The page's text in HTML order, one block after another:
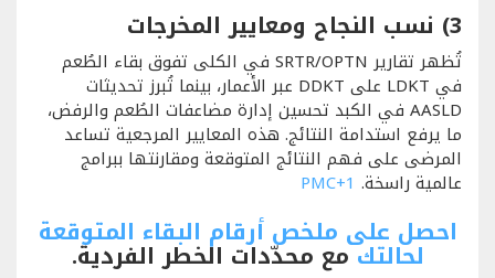
3) نسب النجاح ومعايير المخرجات
تُظهر تقارير SRTR/OPTN في الكلى تفوق بقاء الطُعم
في LDKT على DDKT عبر الأعمار، بينما تُبرز تحديثات
AASLD في الكبد تحسين إدارة مضاعفات الطُعم والرفض،
ما يرفع استدامة النتائج. هذه المعايير المرجعية تساعد
المرضى على فهم النتائج المتوقعة ومقارنتها ببرامج
عالمية راسخة. PMC+1
احصل على ملخص أرقام البقاء المتوقعة
لحالتكمع محدّدات الخطر الفردية.